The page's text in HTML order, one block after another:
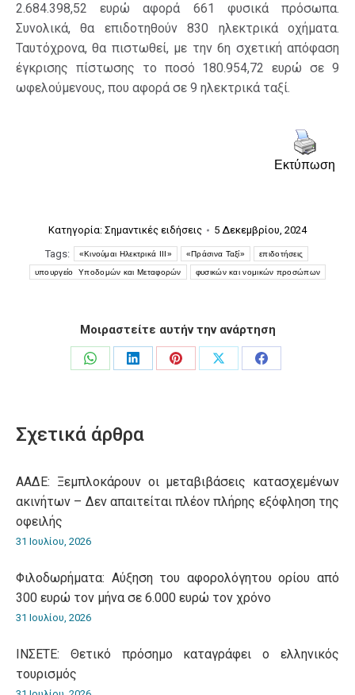
2.684.398,52 ευρώ αφορά 661 φυσικά πρόσωπα.
Συνολικά, θα επιδοτηθούν 830 ηλεκτρικά οχήματα.
Ταυτόχρονα, θα πιστωθεί, με την 6η σχετική απόφαση
έγκρισης πίστωσης το ποσό 180.954,72 ευρώ σε 9
ωφελούμενους, που αφορά σε 9 ηλεκτρικά ταξί.
Εκτύπωση
Κατηγορία: Σημαντικές ειδήσεις
5 Δεκεμβρίου, 2024
Tags:
«Κινούμαι Ηλεκτρικά ΙΙΙ» «Πράσινα Ταξί» επιδοτήσεις
υπουργείο Υποδομών και Μεταφορών φυσικών και νομικών προσώπων
Μοιραστείτε αυτήν την ανάρτηση
Share
Share
Share
Share
Share
Σχετικά άρθρα
ΑΑΔΕ: Ξεμπλοκάρουν οι μεταβιβάσεις κατασχεμένων
ακινήτων – Δεν απαιτείται πλέον πλήρης εξόφληση της
οφειλής
31 Ιουλίου, 2026
Φιλοδωρήματα: Αύξηση του αφορολόγητου ορίου από
300 ευρώ τον μήνα σε 6.000 ευρώ τον χρόνο
31 Ιουλίου, 2026
ΙΝΣΕΤΕ: Θετικό πρόσημο καταγράφει ο ελληνικός
τουρισμός